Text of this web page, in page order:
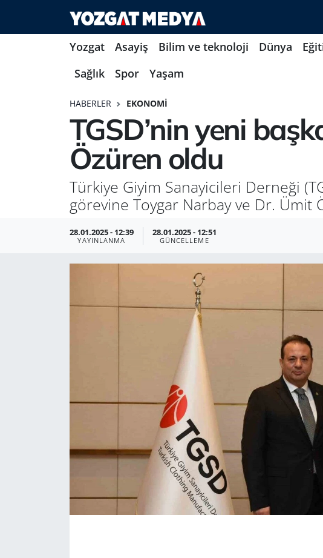
Yozgat Asayiş Bilim ve teknoloji Dünya
Sağlık
Spor Yaşam
HABERLER EKONOMI
TGSD’nin yeni
Özüren oldu
Türkiye Giyim Sanayicileri Derneği
görevine Toygar Narbay ve Dr. Ümit
28.01.2025 - 12:39
YAYINLANMA
28.01.2025 - 12:51
GÜNCELLEME